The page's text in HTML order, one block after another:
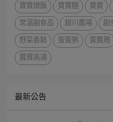
寶寶燉飯
寶寶麵 寶寶
常溫副食品
銀川農場 副
野菜香鬆
蛋蛋粥 寶寶周
寶寶高湯
最新公告